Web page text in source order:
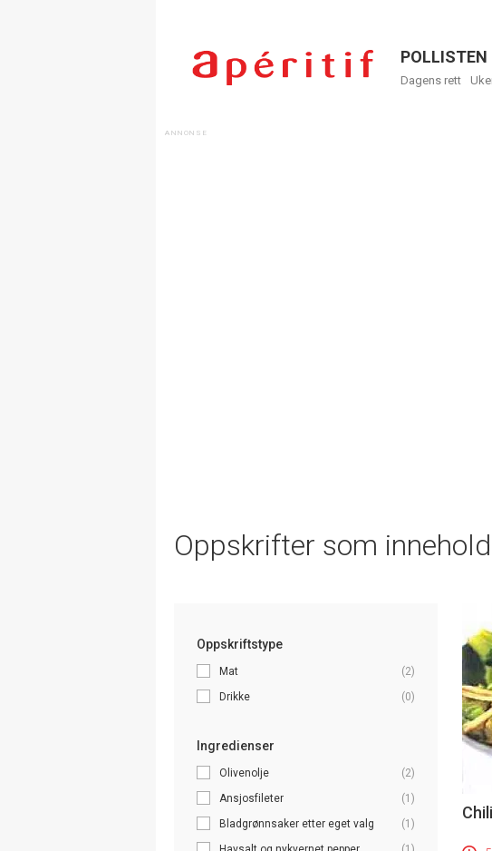
Menu
POLLISTEN
Dagens rett
Oppskrifter som
Oppskriftstype
Mat
(2)
Drikke
(0)
Ingredienser
Olivenolje
(2)
Ansjosfileter
(1)
Bladgrønnsaker etter eget valg
(1)